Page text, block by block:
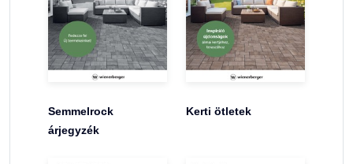
Semmelrock
árjegyzék
Kerti ötletek